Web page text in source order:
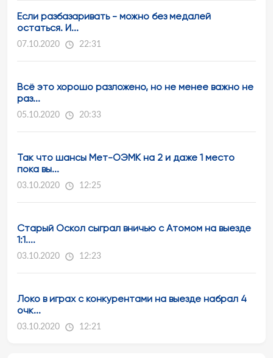
Если разбазаривать - можно без медалей
остаться. И...
07.10.2020 22:31
Всё это хорошо разложено, но не менее важно не
раз...
05.10.2020 20:33
Так что шансы Мет-ОЭМК на 2 и даже 1 место
пока вы...
03.10.2020 12:25
Старый Оскол сыграл вничью с Атомом на выезде
1:1....
03.10.2020 12:23
Локо в играх с конкурентами на выезде набрал 4
очк...
03.10.2020 12:21